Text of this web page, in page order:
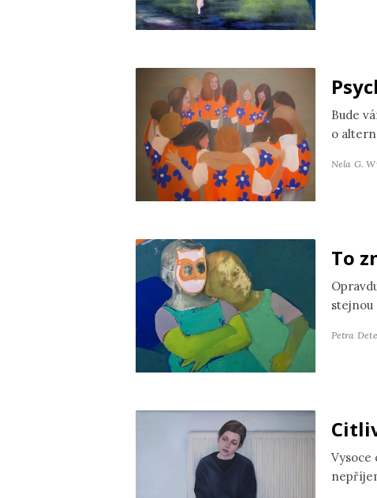
Bude
o
Nela G.
To
stejnou
Petra
Vysoce